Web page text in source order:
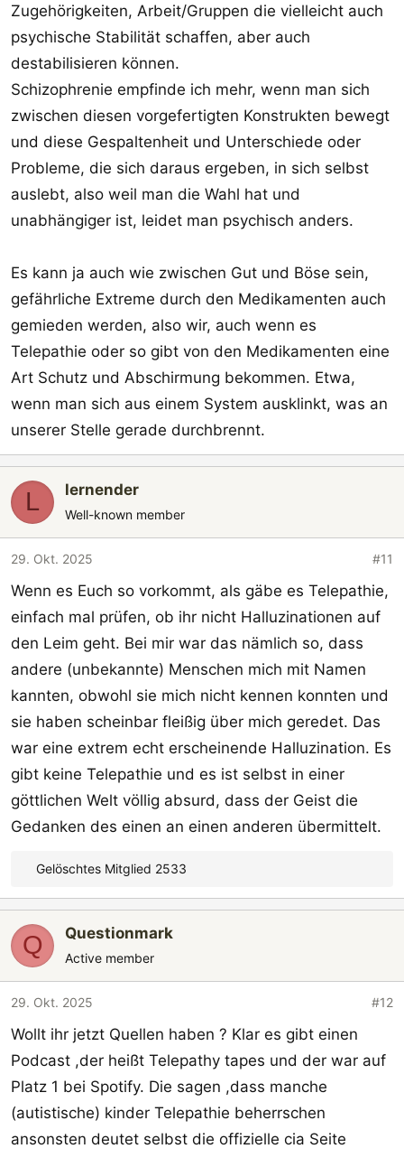
Zugehörigkeiten, Arbeit/Gruppen die vielleicht auch
psychische Stabilität schaffen, aber auch
destabilisieren können.
Schizophrenie empfinde ich mehr, wenn man sich
zwischen diesen vorgefertigten Konstrukten bewegt
und diese Gespaltenheit und Unterschiede oder
Probleme, die sich daraus ergeben, in sich selbst
auslebt, also weil man die Wahl hat und
unabhängiger ist, leidet man psychisch anders.
Es kann ja auch wie zwischen Gut und Böse sein,
gefährliche Extreme durch den Medikamenten auch
gemieden werden, also wir, auch wenn es
Telepathie oder so gibt von den Medikamenten eine
Art Schutz und Abschirmung bekommen. Etwa,
wenn man sich aus einem System ausklinkt, was an
unserer Stelle gerade durchbrennt.
L lernender
Well-known member
29. Okt. 2025 #11
Wenn es Euch so vorkommt, als gäbe es Telepathie,
einfach mal prüfen, ob ihr nicht Halluzinationen auf
den Leim geht. Bei mir war das nämlich so, dass
andere (unbekannte) Menschen mich mit Namen
kannten, obwohl sie mich nicht kennen konnten und
sie haben scheinbar fleißig über mich geredet. Das
war eine extrem echt erscheinende Halluzination. Es
gibt keine Telepathie und es ist selbst in einer
göttlichen Welt völlig absurd, dass der Geist die
Gedanken des einen an einen anderen übermittelt.
e
k
o
e
n
Gelöschtes Mitglied 2533
Q Questionmark
Active member
29. Okt. 2025 #12
Wollt ihr jetzt Quellen haben ? Klar es gibt einen
Podcast ,der heißt Telepathy tapes und der war auf
Platz 1 bei Spotify. Die sagen ,dass manche
(autistische) kinder Telepathie beherrschen
ansonsten deutet selbst die offizielle cia Seite